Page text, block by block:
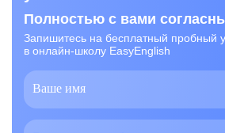
Полностью с вами
Запишитесь на бесплатный пробный
в онлайн-школу EasyEnglish